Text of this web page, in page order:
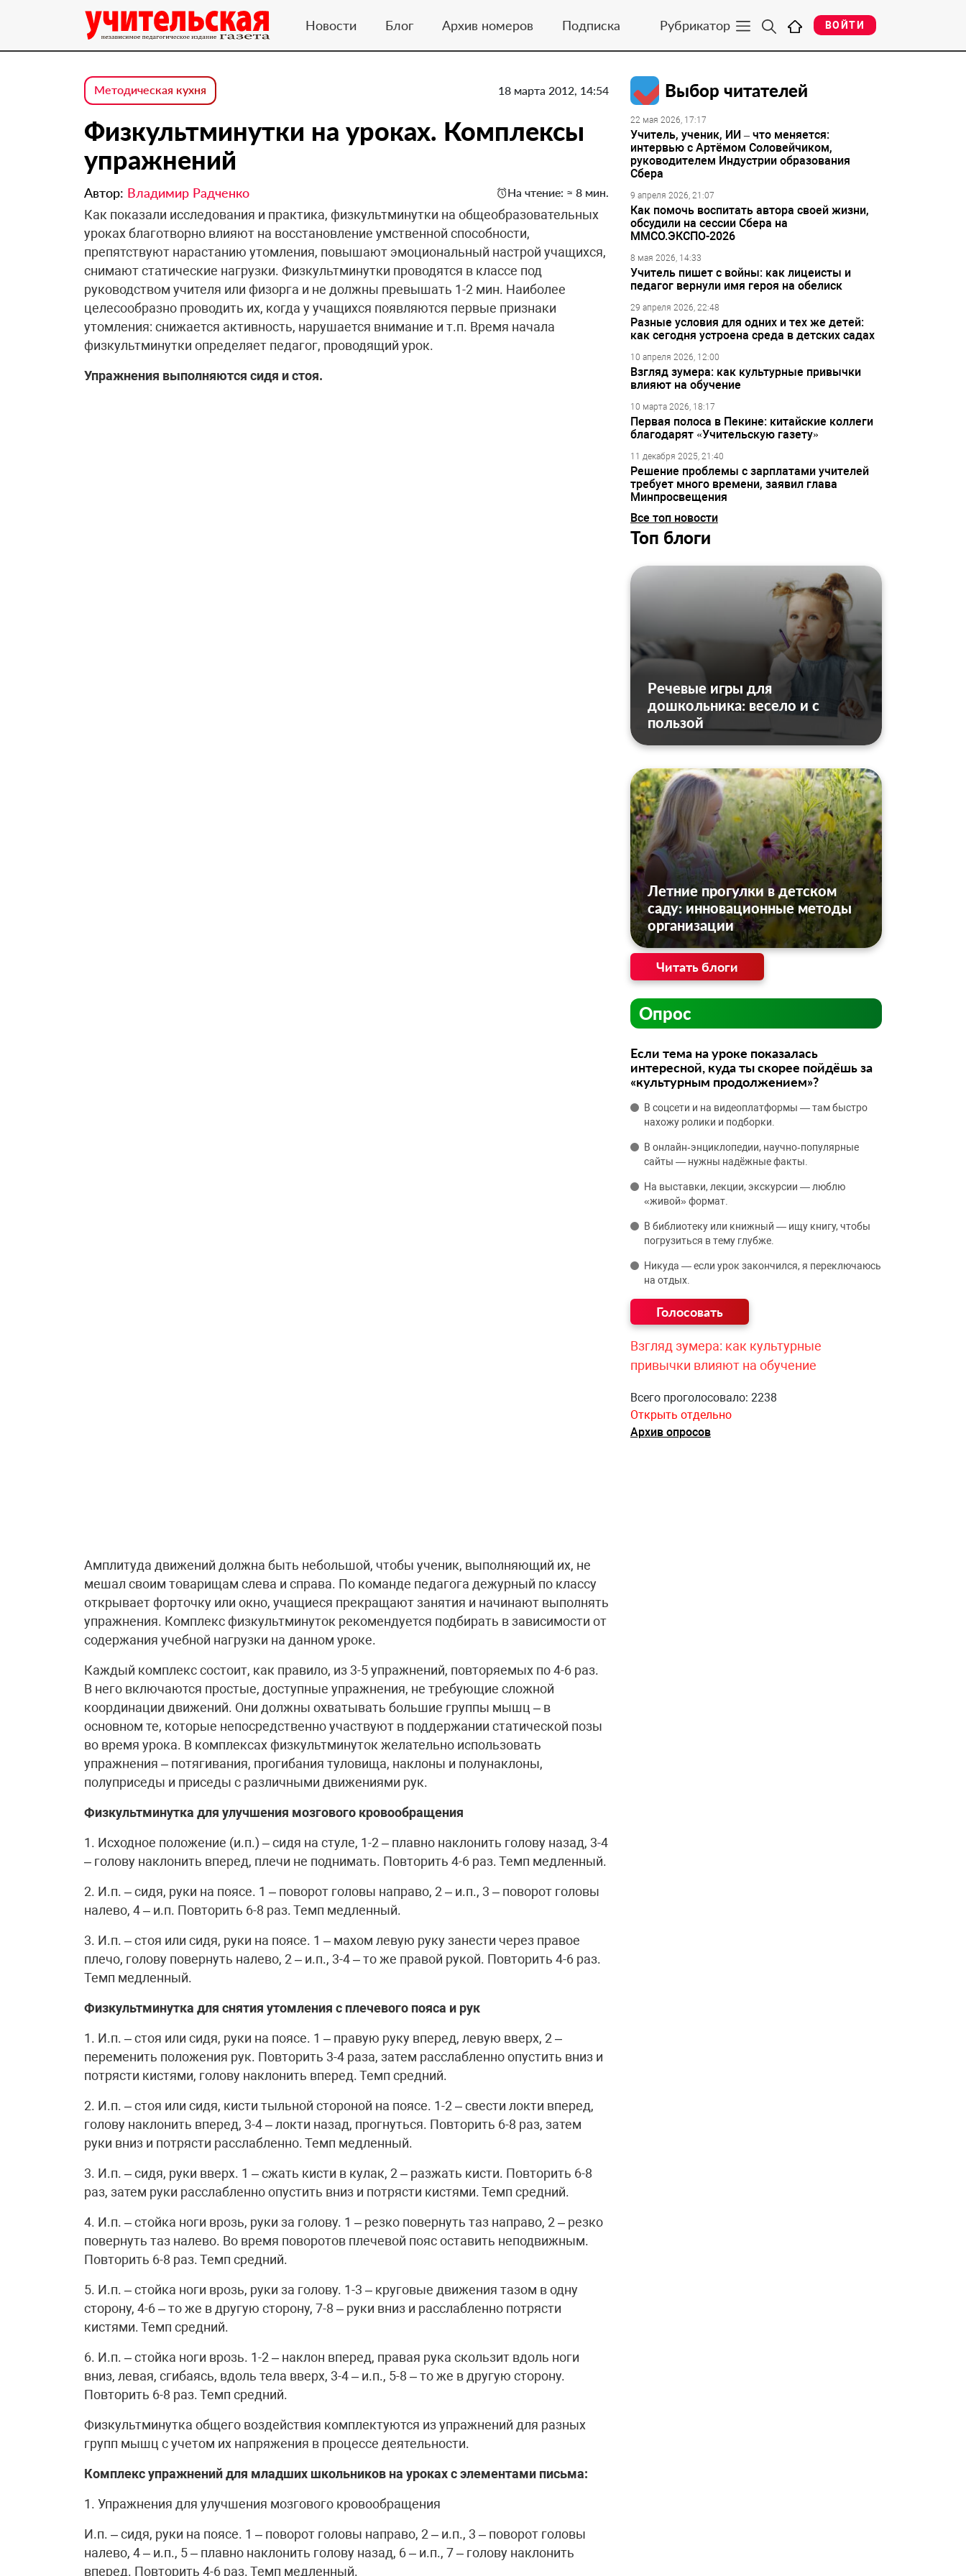
Новости Блог Архив номеров Подписка Рубрикатор ВОЙТИ
Методическая кухня 18 марта 2012, 14:54
Физкультминутки на уроках. Комплексы
упражнений
Автор: Владимир Радченко На чтение: ≈ 8 мин.
Как показали исследования и практика, физкультминутки на общеобразовательных
уроках благотворно влияют на восстановление умственной способности,
препятствуют нарастанию утомления, повышают эмоциональный настрой учащихся,
снимают статические нагрузки. Физкультминутки проводятся в классе под
руководством учителя или физорга и не должны превышать 1-2 мин. Наиболее
целесообразно проводить их, когда у учащихся появляются первые признаки
утомления: снижается активность, нарушается внимание и т.п. Время начала
физкультминутки определяет педагог, проводящий урок.
Упражнения выполняются сидя и стоя.
Амплитуда движений должна быть небольшой, чтобы ученик, выполняющий их, не
мешал своим товарищам слева и справа. По команде педагога дежурный по классу
открывает форточку или окно, учащиеся прекращают занятия и начинают выполнять
упражнения. Комплекс физкультминуток рекомендуется подбирать в зависимости от
содержания учебной нагрузки на данном уроке.
Каждый комплекс состоит, как правило, из 3-5 упражнений, повторяемых по 4-6 раз.
В него включаются простые, доступные упражнения, не требующие сложной
координации движений. Они должны охватывать большие группы мышц – в
основном те, которые непосредственно участвуют в поддержании статической позы
во время урока. В комплексах физкультминуток желательно использовать
упражнения – потягивания, прогибания туловища, наклоны и полунаклоны,
полуприседы и приседы с различными движениями рук.
Физкультминутка для улучшения мозгового кровообращения
1. Исходное положение (и.п.) – сидя на стуле, 1-2 – плавно наклонить голову назад, 3-4
– голову наклонить вперед, плечи не поднимать. Повторить 4-6 раз. Темп медленный.
2. И.п. – сидя, руки на поясе. 1 – поворот головы направо, 2 – и.п., 3 – поворот головы
налево, 4 – и.п. Повторить 6-8 раз. Темп медленный.
3. И.п. – стоя или сидя, руки на поясе. 1 – махом левую руку занести через правое
плечо, голову повернуть налево, 2 – и.п., 3-4 – то же правой рукой. Повторить 4-6 раз.
Темп медленный.
Физкультминутка для снятия утомления с плечевого пояса и рук
1. И.п. – стоя или сидя, руки на поясе. 1 – правую руку вперед, левую вверх, 2 –
переменить положения рук. Повторить 3-4 раза, затем расслабленно опустить вниз и
потрясти кистями, голову наклонить вперед. Темп средний.
2. И.п. – стоя или сидя, кисти тыльной стороной на поясе. 1-2 – свести локти вперед,
голову наклонить вперед, 3-4 – локти назад, прогнуться. Повторить 6-8 раз, затем
руки вниз и потрясти расслабленно. Темп медленный.
3. И.п. – сидя, руки вверх. 1 – сжать кисти в кулак, 2 – разжать кисти. Повторить 6-8
раз, затем руки расслабленно опустить вниз и потрясти кистями. Темп средний.
4. И.п. – стойка ноги врозь, руки за голову. 1 – резко повернуть таз направо, 2 – резко
повернуть таз налево. Во время поворотов плечевой пояс оставить неподвижным.
Повторить 6-8 раз. Темп средний.
5. И.п. – стойка ноги врозь, руки за голову. 1-3 – круговые движения тазом в одну
сторону, 4-6 – то же в другую сторону, 7-8 – руки вниз и расслабленно потрясти
кистями. Темп средний.
6. И.п. – стойка ноги врозь. 1-2 – наклон вперед, правая рука скользит вдоль ноги
вниз, левая, сгибаясь, вдоль тела вверх, 3-4 – и.п., 5-8 – то же в другую сторону.
Повторить 6-8 раз. Темп средний.
Физкультминутка общего воздействия комплектуются из упражнений для разных
групп мышц с учетом их напряжения в процессе деятельности.
Комплекс упражнений для младших школьников на уроках с элементами письма:
1. Упражнения для улучшения мозгового кровообращения
И.п. – сидя, руки на поясе. 1 – поворот головы направо, 2 – и.п., 3 – поворот головы
налево, 4 – и.п., 5 – плавно наклонить голову назад, 6 – и.п., 7 – голову наклонить
вперед. Повторить 4-6 раз. Темп медленный.
Выбор читателей
22 мая 2026, 17:17
Учитель, ученик, ИИ – что меняется:
интервью с Артёмом Соловейчиком,
руководителем Индустрии образования
Сбера
9 апреля 2026, 21:07
Как помочь воспитать автора своей жизни,
обсудили на сессии Сбера на
ММСО.ЭКСПО-2026
8 мая 2026, 14:33
Учитель пишет с войны: как лицеисты и
педагог вернули имя героя на обелиск
29 апреля 2026, 22:48
Разные условия для одних и тех же детей:
как сегодня устроена среда в детских садах
10 апреля 2026, 12:00
Взгляд зумера: как культурные привычки
влияют на обучение
10 марта 2026, 18:17
Первая полоса в Пекине: китайские коллеги
благодарят «Учительскую газету»
11 декабря 2025, 21:40
Решение проблемы с зарплатами учителей
требует много времени, заявил глава
Минпросвещения
Все топ новости
Топ блоги
Речевые игры для
дошкольника: весело и с
пользой
Летние прогулки в детском
саду: инновационные методы
организации
Читать блоги
Опрос
Если тема на уроке показалась
интересной, куда ты скорее пойдёшь за
«культурным продолжением»?
В соцсети и на видеоплатформы — там быстро
нахожу ролики и подборки.
В онлайн‑энциклопедии, научно‑популярные
сайты — нужны надёжные факты.
На выставки, лекции, экскурсии — люблю
«живой» формат.
В библиотеку или книжный — ищу книгу, чтобы
погрузиться в тему глубже.
Никуда — если урок закончился, я переключаюсь
на отдых.
Взгляд зумера: как культурные
привычки влияют на обучение
Всего проголосовало: 2238
Открыть отдельно
Архив опросов